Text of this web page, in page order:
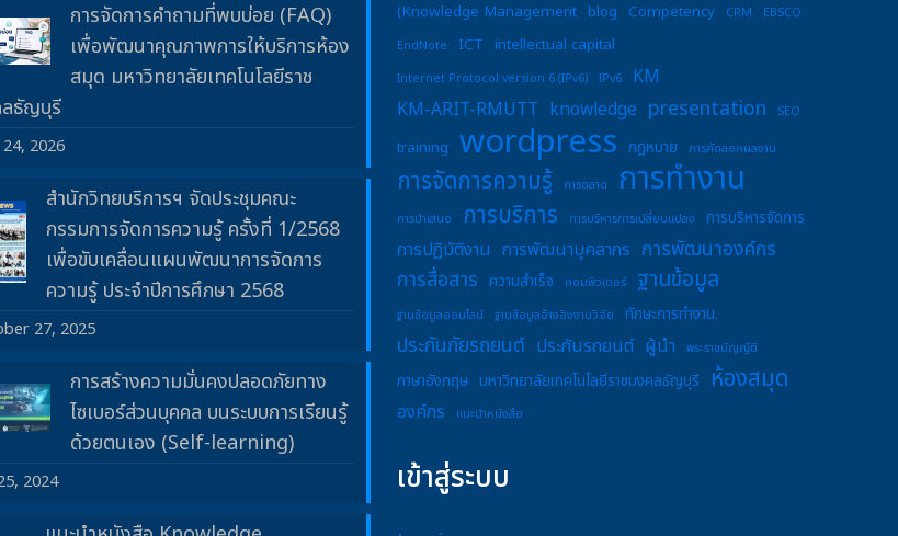
การจัดการคำถามที่พบบ่อย (FAQ)
เพื่อพัฒนาคุณภาพการให้บริการห้อง
สมุด มหาวิทยาลัยเทคโนโลยีราช
ธัญบุรี
2026
สำนักวิทยบริการฯ จัดประชุมคณะ
กรรมการจัดการความรู้ ครั้งที่ 1/2568
เพื่อขับเคลื่อนแผนพัฒนาการจัดการ
ความรู้ ประจำปีการศึกษา 2568
27, 2025
การสร้างความมั่นคงปลอดภัยทาง
ไซเบอร์ส่วนบุคคล บนระบบการเรียนรู้
ด้วยตนเอง (Self-learning)
2024
(Knowledge Management blog Competency CRM
EBSCO
EndNote
ICT intellectual capital
Internet Protocol version 6 (IPv6) IPv6
KM
KM-ARIT-RMUTT knowledge presentation SEO
training wordpress กฎหมาย การคัดลอกผลงาน
การจัดการความรู้ การตลาด การทำงาน
การนำเสนอ การบริการ การบริหารการเปลี่ยนแปลง การบริหารจัดการ
การปฏิบัติงาน การพัฒนาบุคลากร การพัฒนาองค์กร
การสื่อสาร ความสำเร็จ คอมพิวเตอร์ ฐานข้อมูล
ฐานข้อมูลออนไลน์ ฐานข้อมูลอ้างอิงงานวิจัย ทักษะการทำงาน.
ประกันภัยรถยนต์ ประกันรถยนต์ ผู้นำ พระราชบัญญัติ
ภาษาอังกฤษ มหาวิทยาลัยเทคโนโลยีราชมงคลธัญบุรี ห้องสมุด
องค์กร แนะนำหนังสือ
เข้าสู่ระบบ